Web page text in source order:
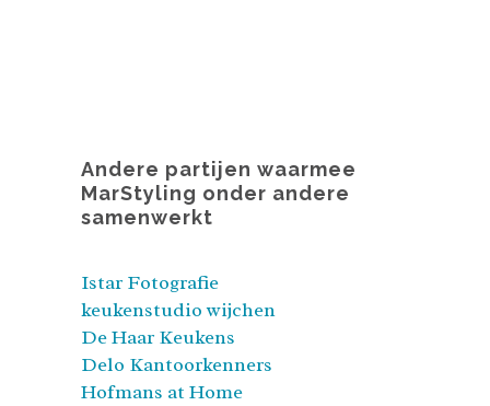
Andere partijen waarmee
MarStyling onder andere
samenwerkt
Istar Fotografie
keukenstudio wijchen
De Haar Keukens
Delo Kantoorkenners
Hofmans at Home